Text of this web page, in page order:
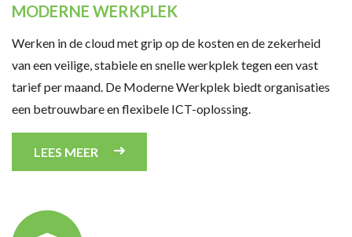
MODERNE WERKPLEK
Werken in de cloud met grip op de kosten en de zekerheid
van een veilige, stabiele en snelle werkplek tegen een vast
tarief per maand. De Moderne Werkplek biedt organisaties
een betrouwbare en flexibele ICT-oplossing.
LEES MEER